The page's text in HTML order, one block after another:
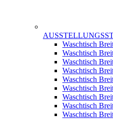
Waschtisch
Waschtisch
Waschtisch
Waschtisch
Waschtisch
Waschtisch
Waschtisch
Waschtisch
Waschtisch